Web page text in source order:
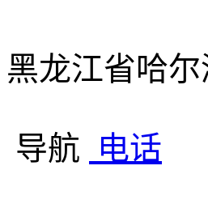
黑龙江省哈
导航 电话